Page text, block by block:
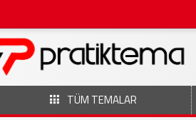
TÜM TEMALAR